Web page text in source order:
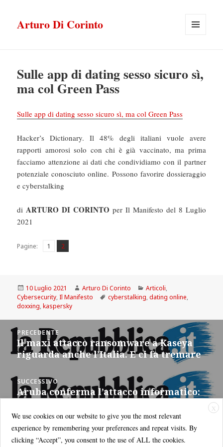
Arturo Di Corinto
Sulle app di dating sesso sicuro sì,
ma col Green Pass
Sulle app di dating sesso sicuro sì, ma col Green Pass
Hacker’s Dictionary. Il 48% degli italiani vuole avere
rapporti amorosi solo con chi è già vaccinato, ma prima
facciamo attenzione ai dati che condividiamo con il partner
potenziale conosciuto online. Possono favorire dossieraggio
e cyberstalking
diARTURO DI CORINTO per Il Manifesto del 8 Luglio
2021
Pagine: Pagina
1 ,
Pagina
2
Scritto
il
10 Luglio 2021 Autore
Arturo Di Corinto Categorie
Articoli,
Cybersecurity,Il Manifesto Tag
cyberstalking,dating online,
doxxing,kaspersky
Navigazione
articoliPRECEDENTE
Articolo
precedente:
Il maxi attacco ransomware a Kaseya
riguarda anche l’Italia. E ci fa tremare
SUCCESSIVO
Articolo
Aruba conferma l’attacco informatico:
X
We use cookies on our website to give you the most relevant
experience by remembering your preferences and repeat visits. By
clicking “Accept”, you consent to the use of ALL the cookies.